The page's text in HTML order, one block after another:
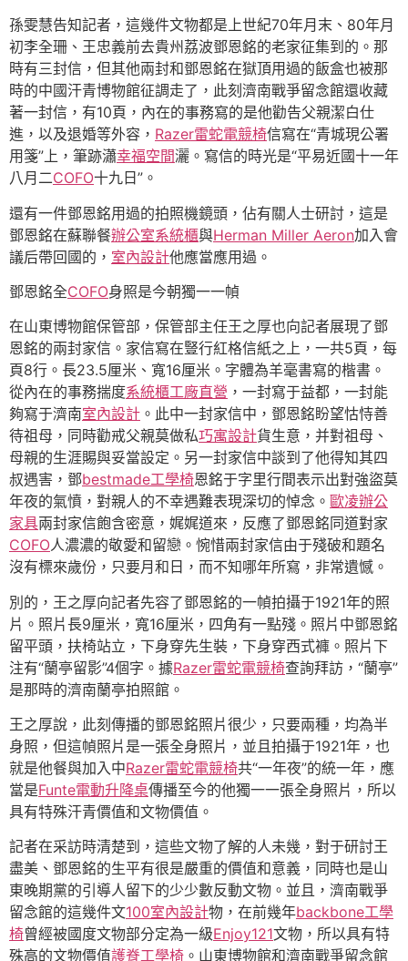
孫雯慧告知記者，這幾件文物都是上世紀70年月末、80年月
初李全珊、王忠義前去貴州荔波鄧恩銘的老家征集到的。那
時有三封信，但其他兩封和鄧恩銘在獄頂用過的飯盒也被那
時的中國汗青博物館征調走了，此刻濟南戰爭留念館還收藏
著一封信，有10頁，內在的事務寫的是他勸告父親潔白仕
進，以及退婚等外容， Razer雷蛇電競椅信寫在“青城現公署
用箋”上，筆跡瀟幸福空間灑。寫信的時光是“平易近國十一年
八月二COFO十九日”。
還有一件鄧恩銘用過的拍照機鏡頭，佔有關人士研討，這是
鄧恩銘在蘇聯餐辦公室系統櫃與Herman Miller Aeron加入會
議后帶回國的， 室內設計他應當應用過。
鄧恩銘全COFO身照是今朝獨一一幀
在山東博物館保管部，保管部主任王之厚也向記者展現了鄧
恩銘的兩封家信。家信寫在豎行紅格信紙之上，一共5頁，每
頁8行。長23.5厘米、寬16厘米。字體為羊毫書寫的楷書。
從內在的事務揣度系統櫃工廠直營 ，一封寫于益都，一封能
夠寫于濟南室內設計 。此中一封家信中，鄧恩銘盼望怙恃善
待祖母，同時勸戒父親莫做私巧寓設計貨生意，并對祖母、
母親的生涯賜與妥當設定。另一封家信中談到了他得知其四
叔遇害，鄧bestmade工學椅恩銘于字里行間表示出對強盜莫
年夜的氣憤，對親人的不幸遇難表現深切的悼念。 歐凌辦公
家具兩封家信飽含密意，娓娓道來，反應了鄧恩銘同道對家
COFO人濃濃的敬愛和留戀。惋惜兩封家信由于殘破和題名
沒有標來歲份，只要月和日，而不知哪年所寫，非常遺憾。
別的，王之厚向記者先容了鄧恩銘的一幀拍攝于1921年的照
片。照片長9厘米，寬16厘米，四角有一點殘。照片中鄧恩銘
留平頭，扶椅站立，下身穿先生裝，下身穿西式褲。照片下
注有“蘭亭留影”4個字。據Razer雷蛇電競椅查詢拜訪，“蘭亭”
是那時的濟南蘭亭拍照館。
王之厚說，此刻傳播的鄧恩銘照片很少，只要兩種，均為半
身照，但這幀照片是一張全身照片，並且拍攝于1921年，也
就是他餐與加入中Razer雷蛇電競椅共“一年夜”的統一年，應
當是Funte電動升降桌傳播至今的他獨一一張全身照片，所以
具有特殊汗青價值和文物價值。
記者在采訪時清楚到，這些文物了解的人未幾，對于研討王
盡美、鄧恩銘的生平有很是嚴重的價值和意義，同時也是山
東晚期黨的引導人留下的少少數反動文物。並且，濟南戰爭
留念館的這幾件文100室內設計物，在前幾年backbone工學
椅曾經被國度文物部分定為一級Enjoy121文物，所以具有特
殊高的文物價值護脊工學椅 。山東博物館和濟南戰爭留念館